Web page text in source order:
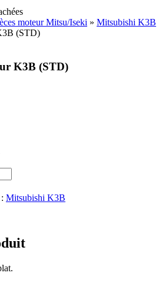
moteur Mitsu/Iseki » Mitsubishi K3B
(STD)
K3B (STD)
Mitsubishi K3B